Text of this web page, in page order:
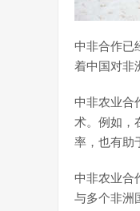
中非合作已
着中国对非
中非农业合
术。例如，
率，也有助
中非农业合
与多个非洲